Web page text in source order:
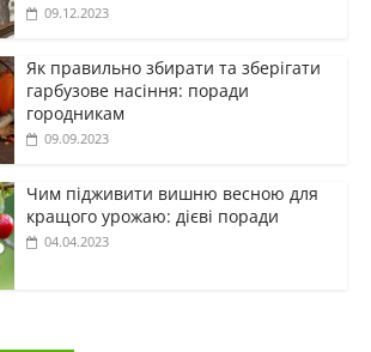
09.12.2023
Як правильно збирати та зберігати
гарбузове насіння: поради
городникам
09.09.2023
Чим підживити вишню весною для
кращого урожаю: дієві поради
04.04.2023